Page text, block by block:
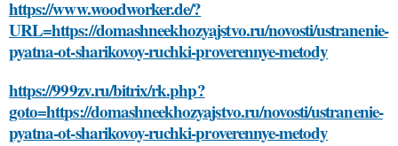
https://www.woodworker.de/?
URL=https://domashneekhozyajstvo.ru/novosti/ustranenie-
pyatna-ot-sharikovoy-ruchki-proverennye-metody
https://999zv.ru/bitrix/rk.php?
goto=https://domashneekhozyajstvo.ru/novosti/ustranenie-
pyatna-ot-sharikovoy-ruchki-proverennye-metody